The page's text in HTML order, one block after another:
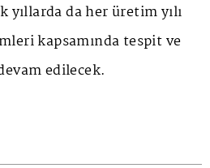
yıllarda da her üretim yılı
kapsamında tespit ve
edilecek.